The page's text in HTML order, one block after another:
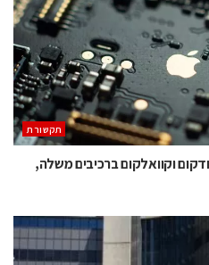
תקשורת
וקוואלקום ברכיבים משלה,